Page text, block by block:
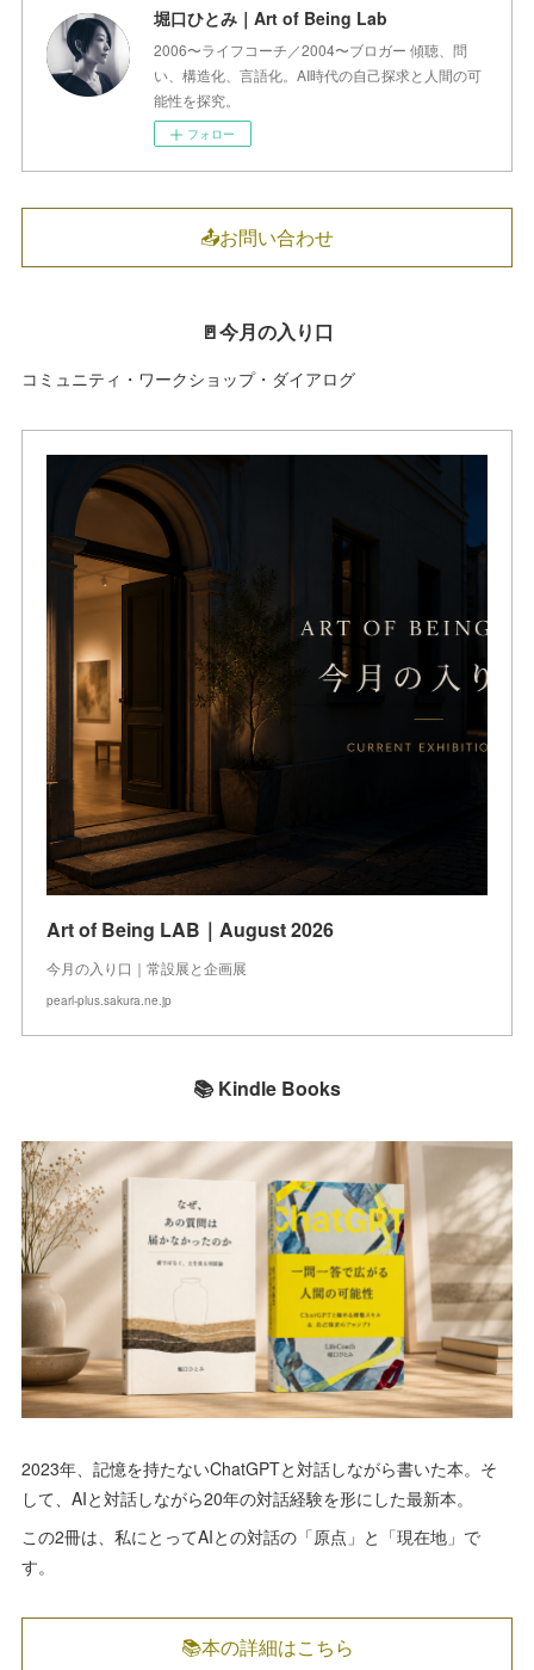
堀口ひとみ｜Art of Being Lab
2006〜ライフコーチ／2004〜ブロガー 傾聴、問
い、構造化、言語化。AI時代の自己探求と人間の可
能性を探究。
フォロー
📤お問い合わせ
🚪今月の入り口
コミュニティ・ワークショップ・ダイアログ
Art of Being LAB｜August 2026
今月の入り口｜常設展と企画展
pearl-plus.sakura.ne.jp
📚 Kindle Books
2023年、記憶を持たないChatGPTと対話しながら書いた本。そ
して、AIと対話しながら20年の対話経験を形にした最新本。
この2冊は、私にとってAIとの対話の「原点」と「現在地」で
す。
📚本の詳細はこちら